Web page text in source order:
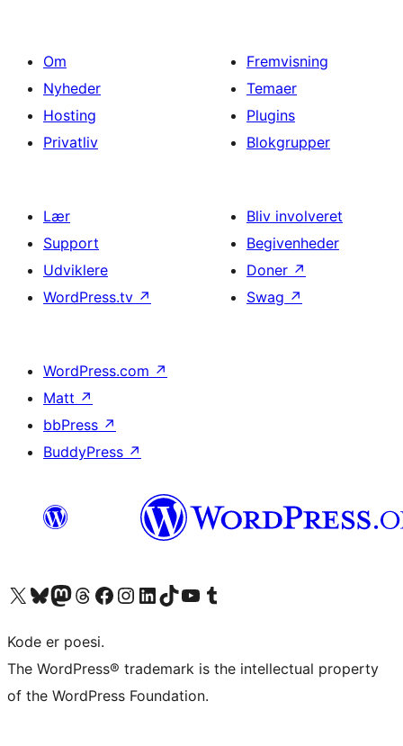
Om
Nyheder
Hosting
Privatliv
Fremvisning
Temaer
Plugins
Blokgrupper
Lær
Support
Udviklere
WordPress.tv ↗
Bliv involveret
Begivenheder
Doner ↗
Swag ↗
WordPress.com ↗
Matt ↗
bbPress ↗
BuddyPress ↗
Besøg vores X (tidligere Twitter) konto
Besøg vores Bluesky-konto
Besøg vores Mastodon konto
Besøg vores Threads-konto
Besøg vores Facebook sideBesøg vores Instagram konto
Besøg vores LinkedIn konto
Besøg vores TikTok-konto
Besøg vores YouTube-kanalBesøg vores Tumblr-konto
Kode er poesi.
The WordPress® trademark is the intellectual property
of the WordPress Foundation.